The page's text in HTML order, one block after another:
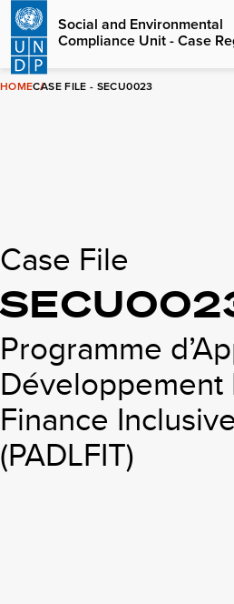
Skip
main
content
Social and Environmental
Compliance Unit - Case
HOMECASE FILE - SECU0023
Case File
Programme
Développement
Finance
(PADLFIT)